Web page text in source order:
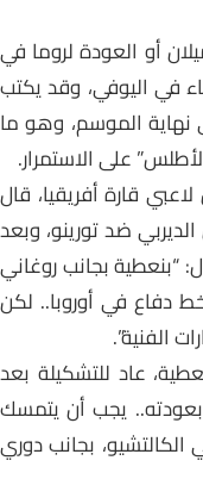
أو العودة لروما في
في اليوفي، وقد يكتب
الموسم، وهو ما
على الاستمرار.
أفريقيا، قال
ضد تورينو، وبعد
بجانب روغاني
في أوروبا.. لكن
عاد للتشكيلة بعد
يجب أن يتمسك
19 مباراة في الكالتشيو، بجانب دوري